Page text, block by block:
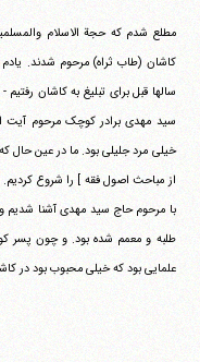
مطلع شدم که حجة الاسلام
کاشان (طاب ثراه) مرحوم شدند.
سید مهدی برادر کوچک مرحوم آیت
خیلی مرد جلیلی بود. ما در عین حال
با مرحوم حاج سید مهدی آشنا شدیم
طلبه و معمم شده بود. و چون پسر
علمایی بود که خیلی محبوب بود در